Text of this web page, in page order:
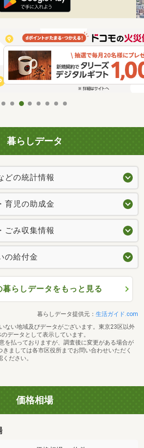
暮らしデータ
どの統計情報
育児の助成金
ごみ収集情報
の給付金
暮らしデータをもっと見る
暮らしデータ提供元： 生活ガイド.com
ない地域及びデータがございます。東京23区以外
データとして表示しています。
を払っておりますが、調査後に変更がある場合が
ましては各市区役所までお問い合わせいただく
ださい。
価格相場